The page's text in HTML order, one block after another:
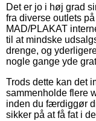
Det er jo i høj grad
fra diverse outlets
MAD/PLAKAT
til at mindske
drenge, og
nogle gange yde
Trods dette kan det
sammenholde flere
inden du færdiggør
sikker på at få fat i